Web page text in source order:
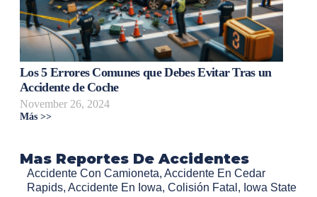
Los 5 Errores Comunes que Debes Evitar Tras un
Accidente de Coche
November 26, 2024
Más >>
Mas Reportes De Accidentes
Accidente Con Camioneta, Accidente En Cedar
Rapids, Accidente En Iowa, Colisión Fatal , Iowa State